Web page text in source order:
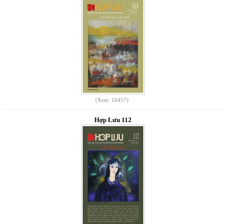
(Xem: 16457)
Hợp Lưu 112